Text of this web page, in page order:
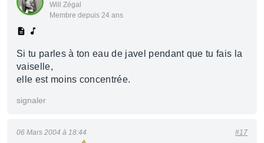
Will Zégal
Membre depuis 24 ans
Si tu parles à ton eau de javel pendant que tu fais la
vaiselle,
elle est moins concentrée.
signaler
06 Mars 2004 à 18:44 #17